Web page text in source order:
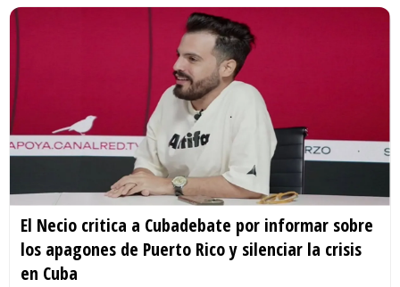
El Necio critica a Cubadebate por informar sobre
los apagones de Puerto Rico y silenciar la crisis
en Cuba